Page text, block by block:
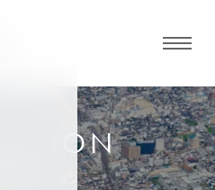
ルメ
ニュ
ーボ
タン
ツコレクション